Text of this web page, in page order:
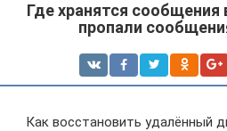
Где хранятся
пропали
Как восстановить удалённый